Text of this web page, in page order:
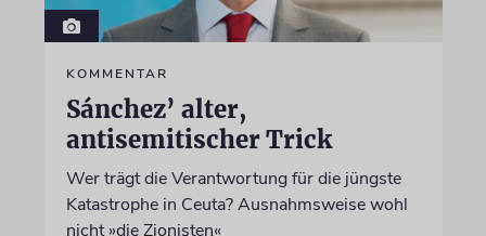
KOMMENTAR
Sánchez’ alter,
antisemitischer Trick
Wer trägt die Verantwortung für die jüngste
Katastrophe in Ceuta? Ausnahmsweise wohl
nicht »die Zionisten«